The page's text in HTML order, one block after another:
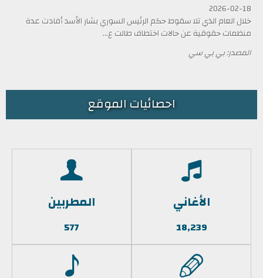
2026-02-18
خلال العام الذي تلا سقوط حكم الرئيس السوري بشار الأسد أفادت عدة
منظمات حقوقية عن حالات اختطاف طالت ع...
المصدر: بي بي سي
احصائيات الموقع
الأغاني
18,239
المطربين
577